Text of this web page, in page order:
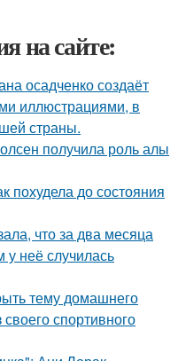
на сайте:
осадченко создаёт
иллюстрациями, в
страны.
получила роль алы
похудела до состояния
что за два месяца
неё случилась
тему домашнего
спортивного